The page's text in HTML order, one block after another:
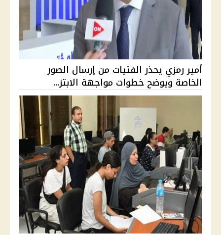
أمير رمزي يحذر الفتيات من إرسال الصور
الخاصة ويوضح خطوات مواجهة الابتز...